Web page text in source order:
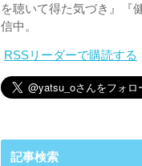
を聴いて得た気づき』『
信中。
RSSリーダーで購読する
記事検索